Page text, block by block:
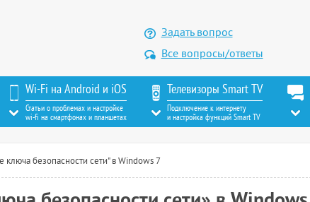
Wi-Fi на Android и iOS
Статьи о проблемах и настройке
wi-fi на смартфонах и планшетах
Телевизоры Smart TV
Подключение к интернету
и настройка функций Smart TV
Задать вопрос
Все вопросы/ответы
безопасности сети" в Windows 7